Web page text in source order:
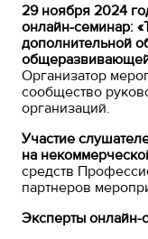
29 ноября 2024
онлайн-семинар:
дополнительной
общеразвивающей
Организатор
сообщество
организаций.
Участие
на
средств
партнеров
Эксперты онлайн-